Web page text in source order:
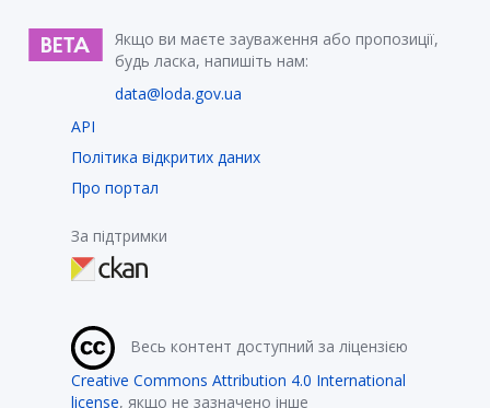
Якщо ви маєте зауваження або пропозиції,
будь ласка, напишіть нам:
data@loda.gov.ua
API
Політика відкритих даних
Про портал
За підтримки
Весь контент доступний за ліцензією
Creative Commons Attribution 4.0 International
license, якщо не зазначено інше